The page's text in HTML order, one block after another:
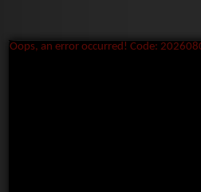
Oops, an error occurred! Code: